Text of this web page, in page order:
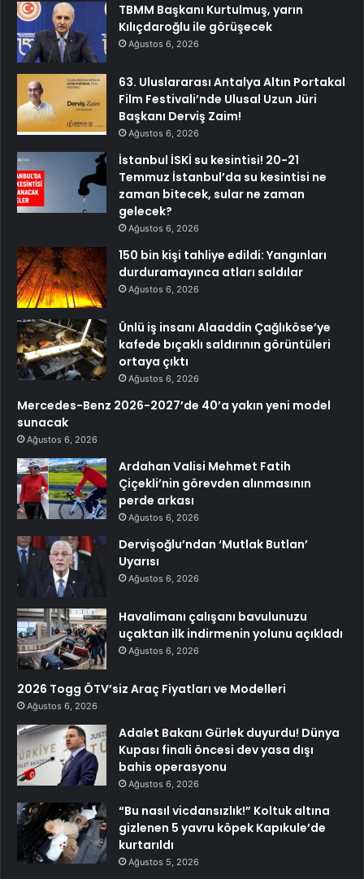
TBMM Başkanı Kurtulmuş, yarın
Kılıçdaroğlu ile görüşecek
Ağustos 6, 2026
63. Uluslararası Antalya Altın Portakal
Film Festivali’nde Ulusal Uzun Jüri
Başkanı Derviş Zaim!
Ağustos 6, 2026
İstanbul İSKİ su kesintisi! 20-21
Temmuz İstanbul’da su kesintisi ne
zaman bitecek, sular ne zaman
gelecek?
Ağustos 6, 2026
150 bin kişi tahliye edildi: Yangınları
durduramayınca atları saldılar
Ağustos 6, 2026
Ünlü iş insanı Alaaddin Çağlıköse’ye
kafede bıçaklı saldırının görüntüleri
ortaya çıktı
Ağustos 6, 2026
Mercedes-Benz 2026-2027’de 40’a yakın yeni model
sunacak
Ağustos 6, 2026
Ardahan Valisi Mehmet Fatih
Çiçekli’nin görevden alınmasının
perde arkası
Ağustos 6, 2026
Dervişoğlu’ndan ‘Mutlak Butlan’
Uyarısı
Ağustos 6, 2026
Havalimanı çalışanı bavulunuzu
uçaktan ilk indirmenin yolunu açıkladı
Ağustos 6, 2026
2026 Togg ÖTV’siz Araç Fiyatları ve Modelleri
Ağustos 6, 2026
Adalet Bakanı Gürlek duyurdu! Dünya
Kupası finali öncesi dev yasa dışı
bahis operasyonu
Ağustos 6, 2026
“Bu nasıl vicdansızlık!” Koltuk altına
gizlenen 5 yavru köpek Kapıkule’de
kurtarıldı
Ağustos 5, 2026